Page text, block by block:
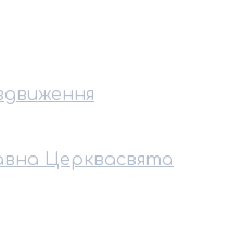
Церквасвята